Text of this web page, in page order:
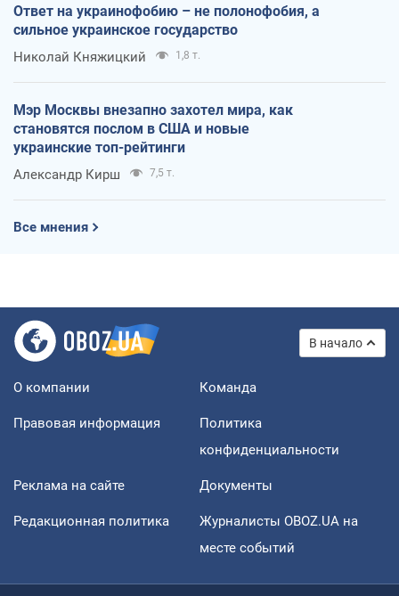
Ответ на украинофобию – не полонофобия, а
сильное украинское государство
Николай Княжицкий 1,8 т.
Мэр Москвы внезапно захотел мира, как
становятся послом в США и новые
украинские топ-рейтинги
Александр Кирш 7,5 т.
Все мнения
В начало
О компании Команда
Правовая информация
Политика
конфиденциальности
Реклама на сайте Документы
Редакционная политика
Журналисты OBOZ.UA на
месте событий